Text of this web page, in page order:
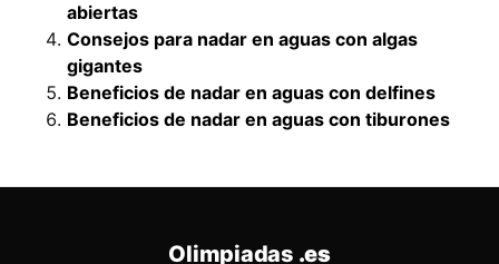
abiertas
Consejos para nadar en aguas con algas
gigantes
Beneficios de nadar en aguas con delfines
Beneficios de nadar en aguas con tiburones
Olimpiadas .es